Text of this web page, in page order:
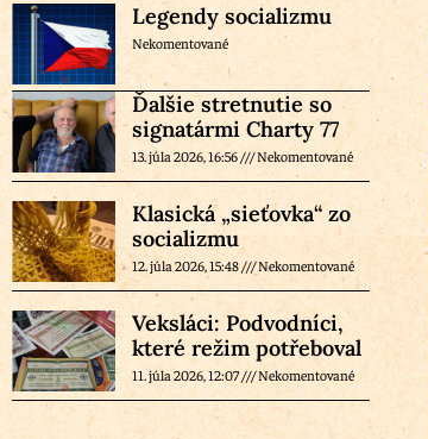
Legendy socializmu
Nekomentované
Ďalšie stretnutie so
signatármi Charty 77
13. júla 2026, 16:56 Nekomentované
Klasická „sieťovka“ zo
socializmu
12. júla 2026, 15:48 Nekomentované
Veksláci: Podvodníci,
které režim potřeboval
11. júla 2026, 12:07 Nekomentované